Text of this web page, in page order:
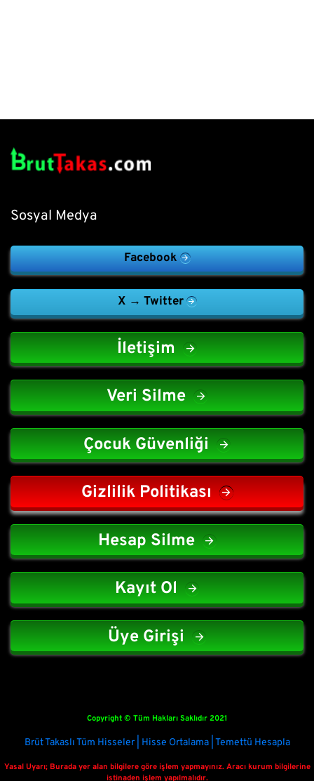
Sosyal Medya
Facebook
X → Twitter
İletişim
Veri Silme
Çocuk Güvenliği
Gizlilik Politikası
Hesap Silme
Kayıt Ol
Üye Girişi
Copyright © Tüm Hakları Saklıdır 2021
Brüt Takaslı Tüm Hisseler | Hisse Ortalama | Temettü Hesapla
Yasal Uyarı; Burada yer alan bilgilere göre işlem yapmayınız. Aracı kurum bilgilerine
istinaden işlem yapılmalıdır.